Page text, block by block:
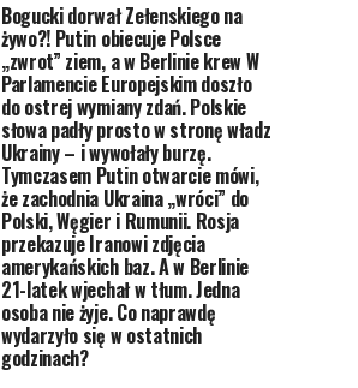
Bogucki dorwał Zełenskiego na
żywo?! Putin obiecuje Polsce
„zwrot” ziem, a w Berlinie krew W
Parlamencie Europejskim doszło
do ostrej wymiany zdań. Polskie
słowa padły prosto w stronę władz
Ukrainy – i wywołały burzę.
Tymczasem Putin otwarcie mówi,
że zachodnia Ukraina „wróci” do
Polski, Węgier i Rumunii. Rosja
przekazuje Iranowi zdjęcia
amerykańskich baz. A w Berlinie
21-latek wjechał w tłum. Jedna
osoba nie żyje. Co naprawdę
wydarzyło się w ostatnich
godzinach?